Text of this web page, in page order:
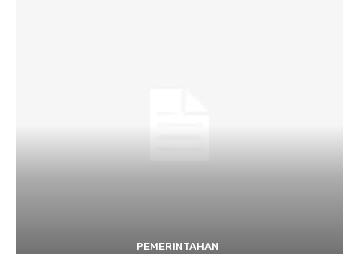
PEMERINTAHAN